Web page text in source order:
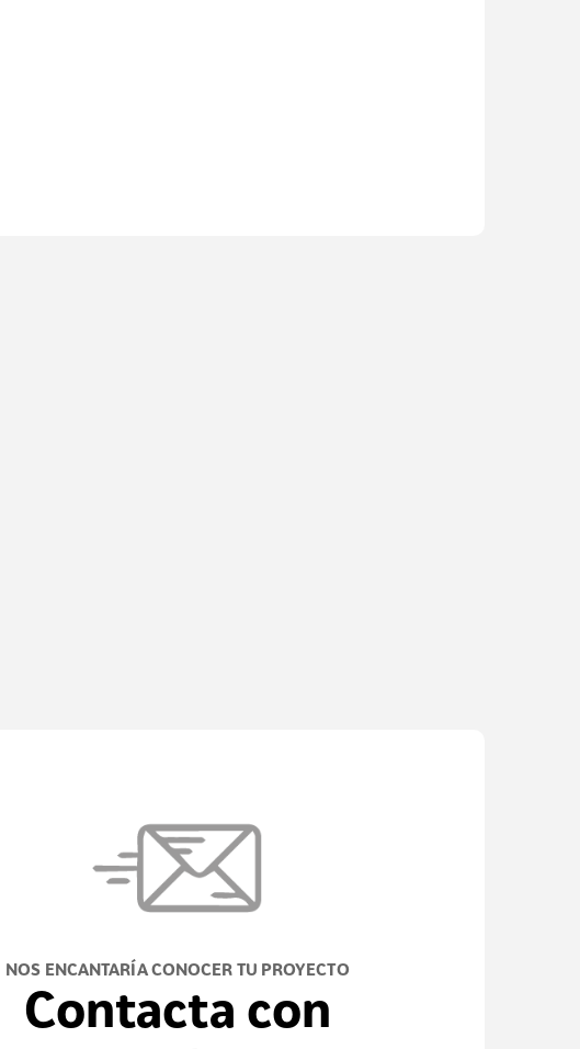
NOS ENCANTARÍA CONOCER TU PROYECTO
Contacta con